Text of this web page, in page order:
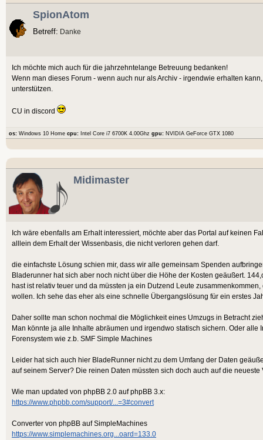
SpionAtom
Betreff: Danke
Ich möchte mich auch für die jahrzehntelange Betreuung bedanken!
Wenn man dieses Forum - wenn auch nur als Archiv - irgendwie erhalten
unterstützen.
CU in discord
os: Windows 10 Home cpu: Intel Core i7 6700K 4.00Ghz gpu: NVIDIA GeForce GTX 1080
Midimaster
Ich wäre ebenfalls am Erhalt interessiert, möchte aber das Portal auf keinen
alllein dem Erhalt der Wissenbasis, die nicht verloren gehen darf.
die einfachste Lösung schien mir, dass wir alle gemeinsam Spenden
Bladerunner hat sich aber noch nicht über die Höhe der Kosten geäußert.
hast ist relativ teuer und da müssten ja ein Dutzend Leute
wollen. Ich sehe das eher als eine schnelle Übergangslösung für ein erstes
Daher sollte man schon nochmal die Möglichkeit eines Umzugs in Betracht
Man könnte ja alle Inhalte abräumen und irgendwo statisch sichern. Oder alle
Forensystem wie z.b. SMF Simple Machines
Leider hat sich auch hier BladeRunner nicht zu dem Umfang der Daten
auf seinem Server? Die reinen Daten müssten sich doch auch auf die
Wie man updated von phpBB 2.0 auf phpBB 3.x:
https://www.phpbb.com/support/...=3#convert
Converter von phpBB auf SimpleMachines
https://www.simplemachines.org...oard=133.0